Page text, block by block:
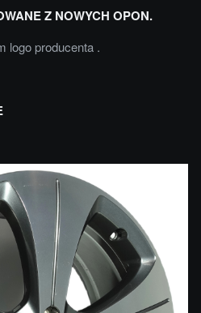
Z NOWYCH OPON.
logo producenta .